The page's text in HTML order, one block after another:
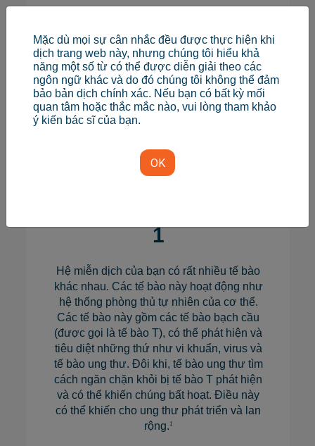
Tìm hiểu về miễn dịch học ung thư
Cách thức hoạt
động của các biện
pháp điều trị bằng
liệu pháp miễn dịch
1
Hệ miễn dịch của bạn có rất nhiều tế bào
khác nhau. Các tế bào này hoạt động như
hệ thống phòng thủ tự nhiên của cơ thể.
Các tế bào này gồm các tế bào bạch cầu
(được gọi là tế bào T), có thể phát hiện và
tiêu diệt những thứ như vi khuẩn, virus và
tế bào ung thư. Đôi khi, tế bào ung thư tìm
cách ngăn chặn khỏi bị tế bào T phát hiện
và có thể khiến chúng bất hoạt. Điều này
có thể khiến cho ung thư phát triển và lan
rộng.1
Mặc dù mọi sự cân nhắc đều được thực hiện khi
dịch trang web này, nhưng chúng tôi hiểu khả
năng một số từ có thể được diễn giải theo các
ngôn ngữ khác và do đó chúng tôi không thể đảm
bảo bản dịch chính xác. Nếu bạn có bất kỳ mối
quan tâm hoặc thắc mắc nào, vui lòng tham khảo
ý kiến ​​bác sĩ của bạn.
OK